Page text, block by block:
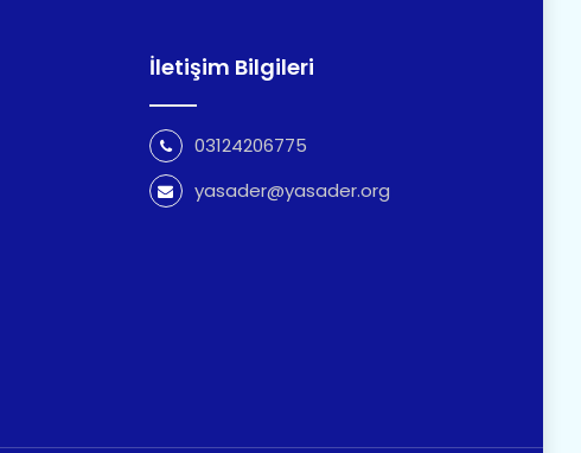
İletişim Bilgileri
03124206775
yasader@yasader.org